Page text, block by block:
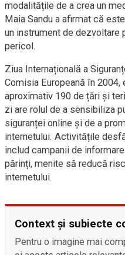
modalitățile de a crea un
Maia Sandu a afirmat că
un instrument de dezvoltare
pericol.
Ziua Internațională a
Comisia Europeană în
aproximativ 190 de țări și
zi are rolul de a sensibiliza
siguranței online și de a
internetului. Activitățile
includ campanii de
părinți, menite să reducă
internetului.
Context și subiecte
Pentru o imagine mai